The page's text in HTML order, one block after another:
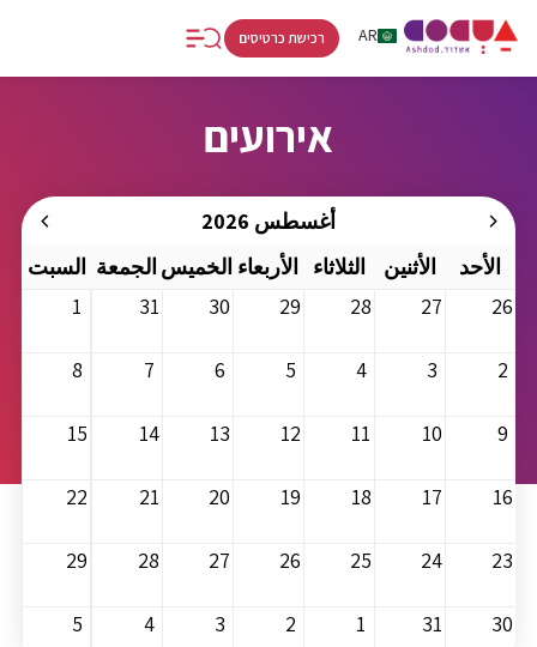
AR
HE
רכישת כרטיסים
אירועים
أغسطس 2026
الأحد
الأثنين الثلاثاء الأربعاء الخميس الجمعة السبت
26
27
28
29
30
31
1
2
3
4
5
6
7
8
9
10
11
12
13
14
15
16
17
18
19
20
21
22
23
24
25
26
27
28
29
30
31
1
2
3
4
5